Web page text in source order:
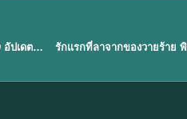
EP.1องค์ชายสี่เจ้าสำราญ 2026 พากย์ไทย HD อัปเดตล่าสุด ดูออนไลน์